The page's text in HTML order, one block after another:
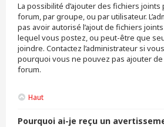
La possibilité d’ajouter des fichiers
forum, par groupe, ou par utilisateur.
pas avoir autorisé l’ajout de fichiers
lequel vous postez, ou peut-être que
joindre. Contactez l’administrateur si
pourquoi vous ne pouvez pas ajouter
forum.
Haut
Pourquoi ai-je reçu un